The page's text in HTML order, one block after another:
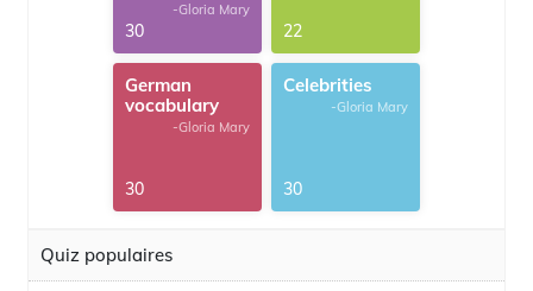
-Gloria Mary
30 22
German
vocabulary
-Gloria Mary
30
Celebrities
-Gloria Mary
30
Quiz populaires